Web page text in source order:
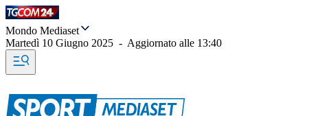
Mondo Mediaset
Martedì 10 Giugno 2025 - Aggiornato alle 13:40